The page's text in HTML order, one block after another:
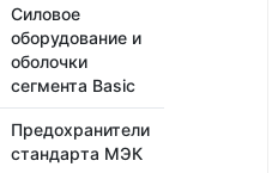
Силовое
оборудование и
оболочки
сегмента Basic
Предохранители
стандарта МЭК